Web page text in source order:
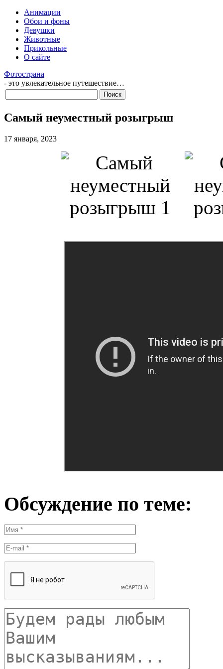
Анимации
Обои и фоны
Девушки
Животные
Прикольные
О сайте
Фотострана
- это увлекательное путешествие…
Самый неуместный розыгрыш
17 января, 2023
Обсуждение по теме: